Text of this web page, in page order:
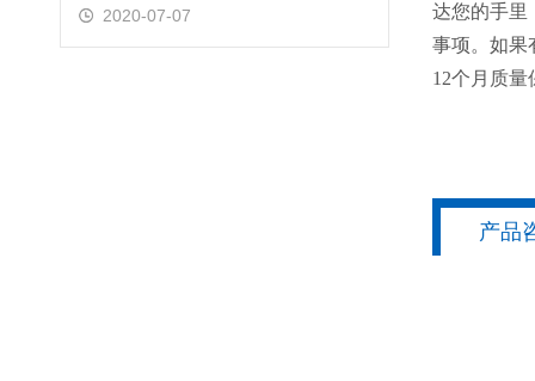
2020-07-07
达您的手里
事项。如果
12个月质量
产品